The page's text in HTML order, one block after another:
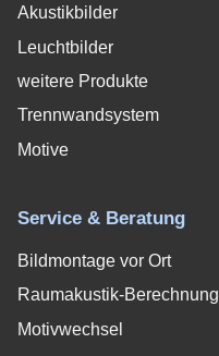
Akustikbilder
Leuchtbilder
weitere Produkte
Trennwandsystem
Motive
Service & Beratung
Bildmontage vor Ort
Raumakustik-Berechnung
Motivwechsel